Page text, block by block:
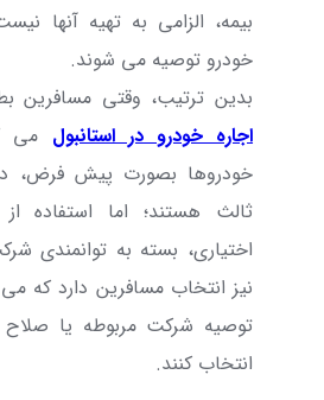
بیمه، الزامی به تهیه آنها
خودرو توصیه می شوند.
بدین ترتیب، وقتی مسافرین
اجاره خودرو در استانبول می
خودروها بصورت پیش فرض،
ثالث هستند؛ اما استفاده
اختیاری، بسته به توانمندی
نیز انتخاب مسافرین دارد که می
توصیه شرکت مربوطه یا صلاح
انتخاب کنند.